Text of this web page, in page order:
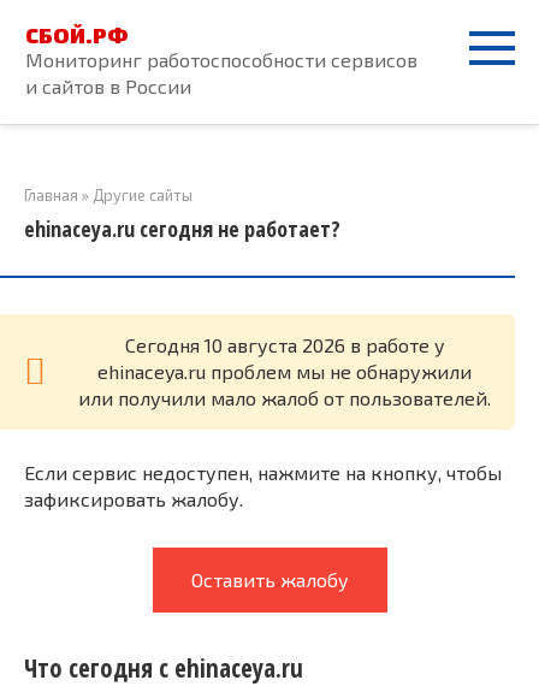
контенту
СБОЙ.РФ
Мониторинг работоспособности сервисов
и сайтов в России
Главная » Другие сайты
ehinaceya.ru сегодня не работает?
Cегодня 10 августа 2026 в работе у
ehinaceya.ru проблем мы не обнаружили
или получили мало жалоб от пользователей.
Если сервис недоступен, нажмите на кнопку, чтобы
зафиксировать жалобу.
Оставить жалобу
Что сегодня с ehinaceya.ru